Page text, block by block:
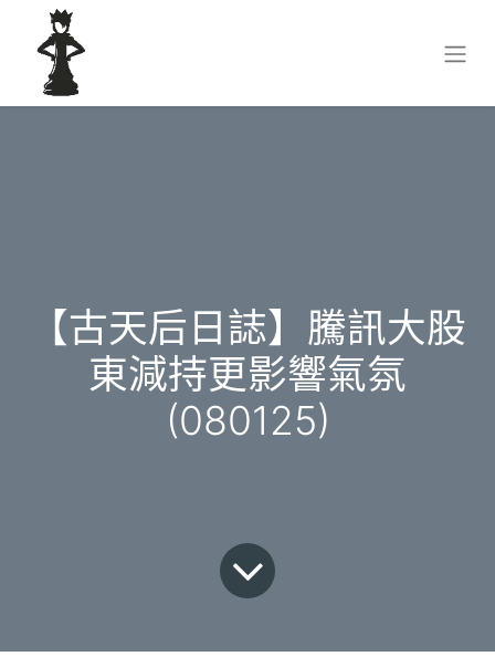
【古天后日誌】騰訊大股
東減持更影響氣氛
(080125)